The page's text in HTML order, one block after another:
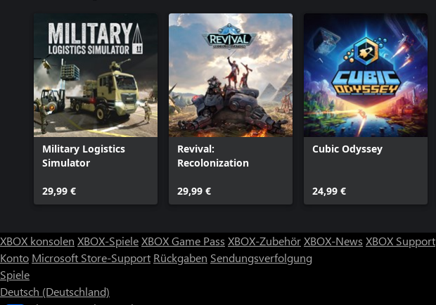
Military Logistics
Simulator
29,99 €
Revival:
Recolonization
29,99 €
Cubic Odyssey
24,99 €
XBOX konsolen XBOX-SpieleXBOX Game Pass XBOX-ZubehörXBOX-News XBOX Support
Konto Microsoft Store-Support Rückgaben Sendungsverfolgung
Spiele
Deutsch (Deutschland)